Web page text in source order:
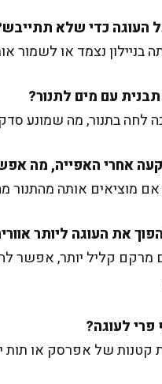
נצמד או לשמור
לחה בתנור, מה שמונע
מוציאים אותה מהתנור
מרקם קליל יותר, אפשר
קטנות של אפרסק או תות